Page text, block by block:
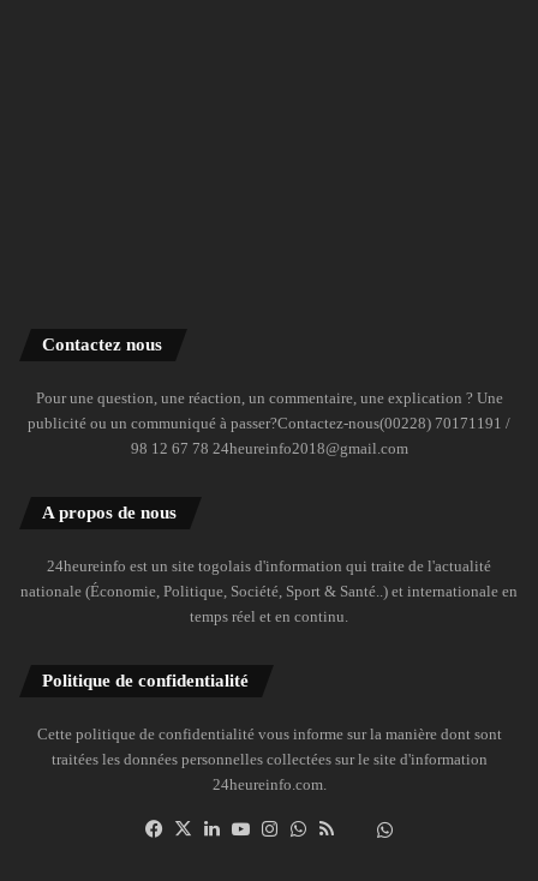
Contactez nous
Pour une question, une réaction, un commentaire, une explication ? Une
publicité ou un communiqué à passer?Contactez-nous(00228) 70171191 /
98 12 67 78 24heureinfo2018@gmail.com
A propos de nous
24heureinfo est un site togolais d'information qui traite de l'actualité
nationale (Économie, Politique, Société, Sport & Santé..) et internationale en
temps réel et en continu.
Politique de confidentialité
Cette politique de confidentialité vous informe sur la manière dont sont
traitées les données personnelles collectées sur le site d'information
24heureinfo.com.
Facebook
X LinkedinYouTubeInstagramWhatsAppDailymotion